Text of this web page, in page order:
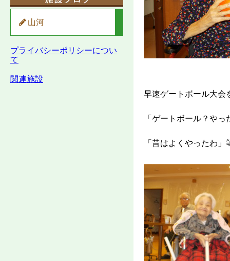
早速ゲートボール大会
「ゲートボール？や
「昔はよくやったわ
山河
プライバシーポリシーについ
て
関連施設